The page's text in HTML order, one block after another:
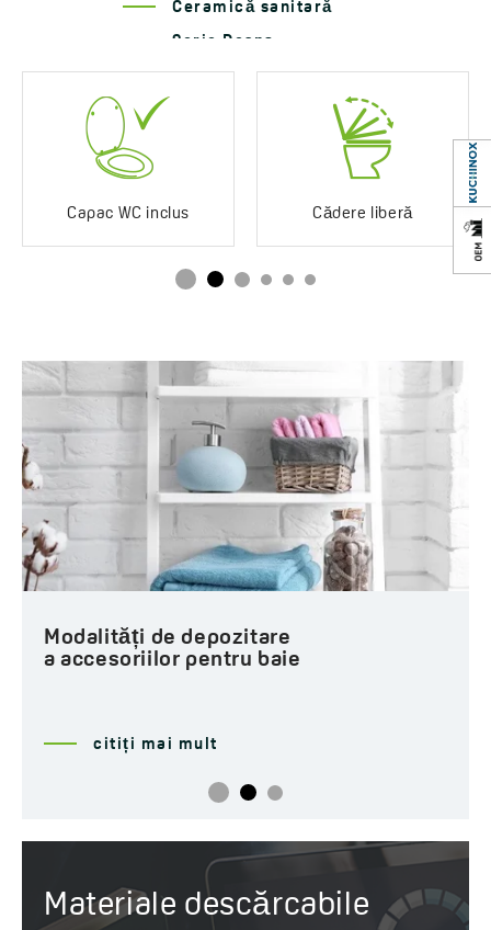
Distanţă 180 mm
Volum de spălare
Reglarea volumului de
min. 2 l/6,25 l; max. 3,25
Da
Ani de garanție
garanției
Ceramică sanitară
Serie Desna
Capac WC inclus Cădere liberă
Modalități de depozitare
a accesoriilor pentru baie
citiți mai mult
Materiale descărcabile